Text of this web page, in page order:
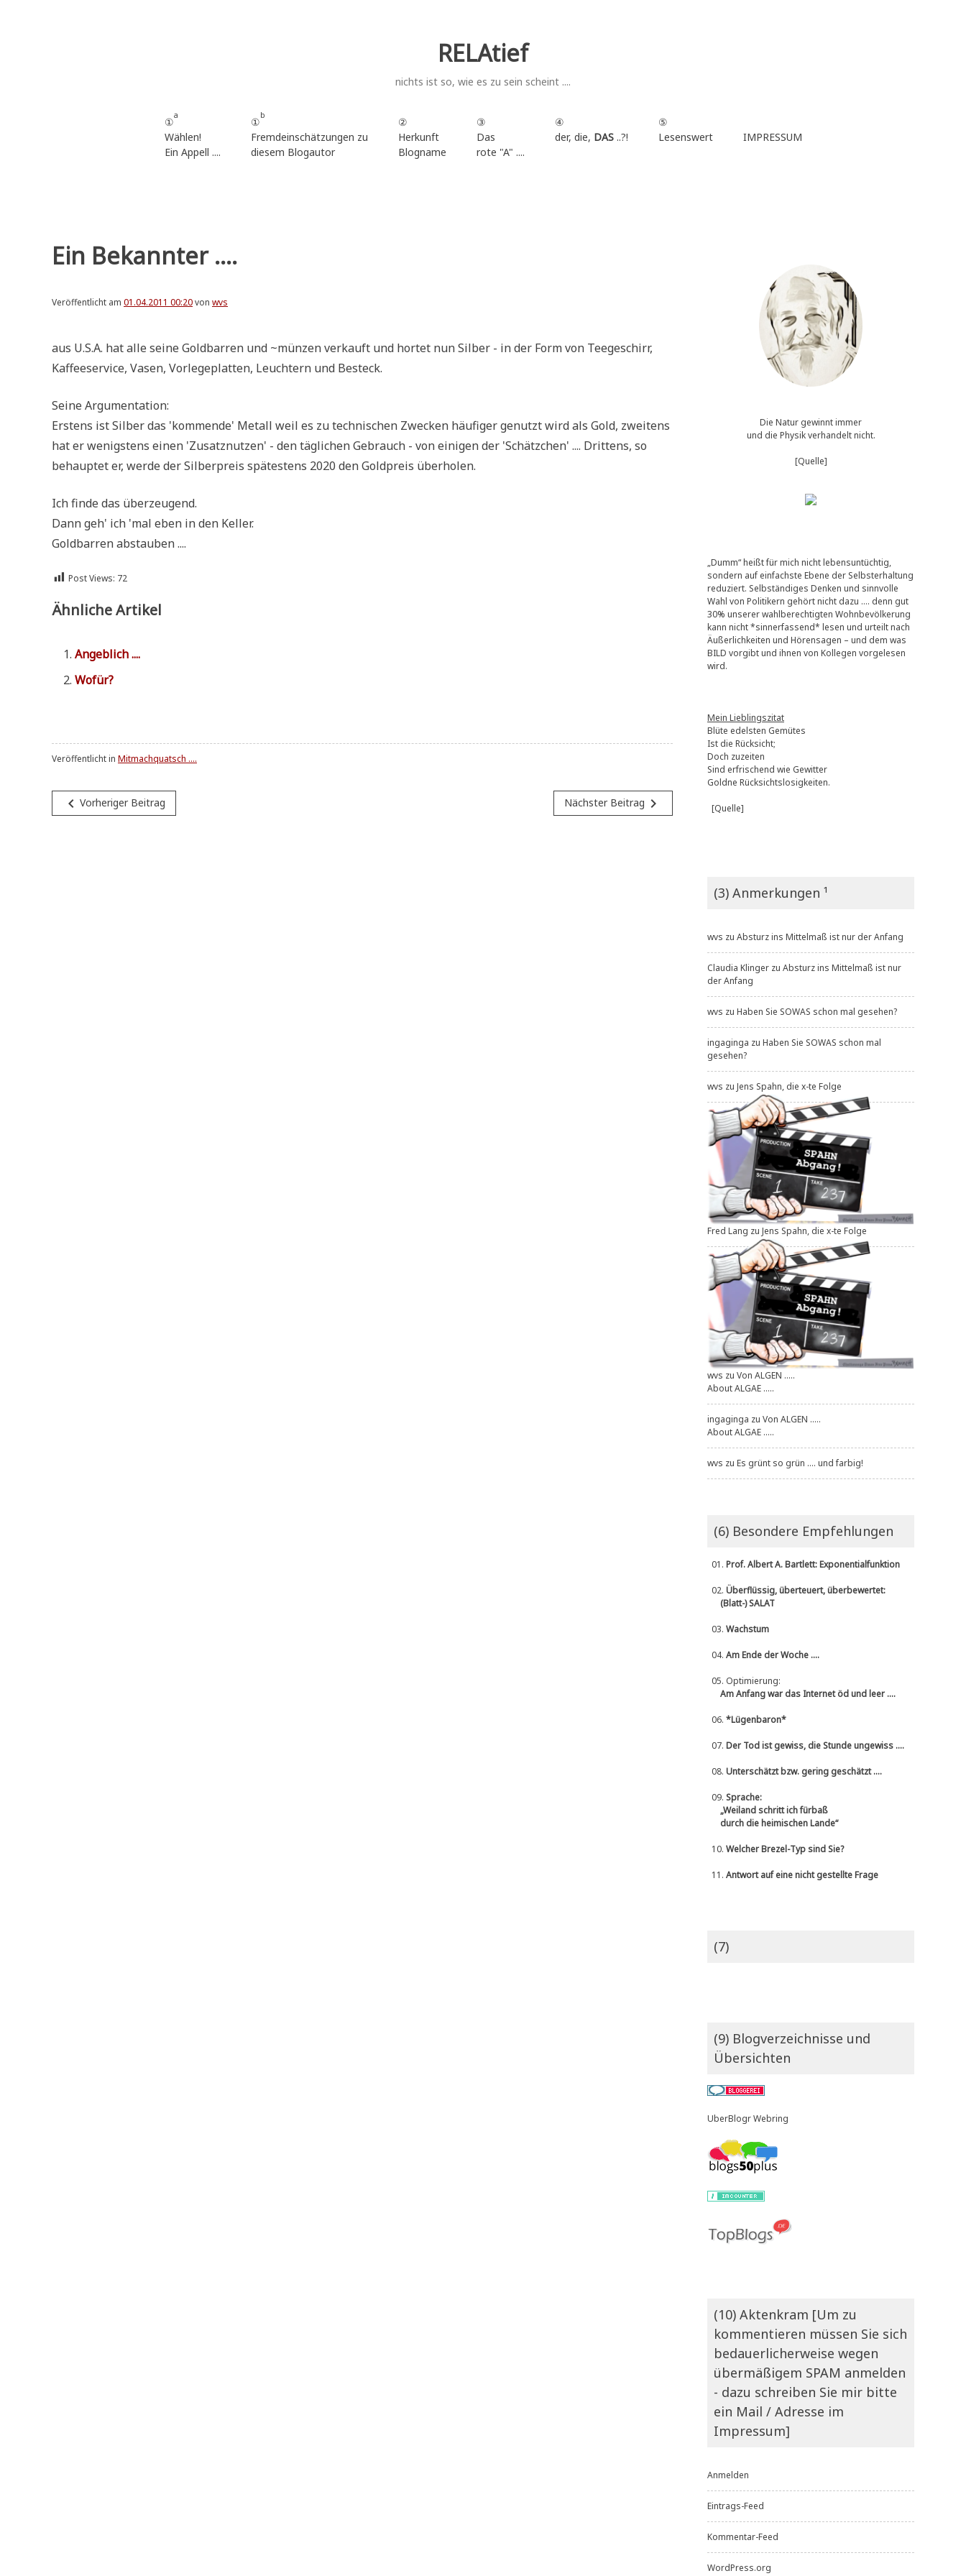
RELAtief
nichts ist so, wie es zu sein scheint ....
①
a
Wählen!
Ein Appell ....
①
b
Fremdeinschätzungen zu
diesem Blogautor
②
Herkunft
Blogname
③
Das
rote "A" ....
④
der, die, DAS..?!
⑤
Lesenswert
IMPRESSUM
Ein Bekannter ....
Veröffentlicht am 01.04.2011 00:20von wvs
aus U.S.A. hat alle sei­ne Gold­bar­ren und ~mün­zen ver­kauft und hor­tet nun Sil­ber - in der Form von Tee­ge­schirr,
Kaf­fee­ser­vice, Vasen, Vor­le­ge­plat­ten, Leuch­tern und Besteck.
Sei­ne Argumentation:
Erstens ist Sil­ber das 'kom­men­de' Metall weil es zu tech­ni­schen Zwecken häu­fi­ger genutzt wird als Gold, zwei­tens
hat er wenig­stens einen 'Zusatz­nut­zen' - den täg­li­chen Gebrauch - von eini­gen der 'Schätz­chen' .... Drit­tens, so
behaup­tet er, wer­de der Sil­ber­preis spä­te­stens 2020 den Gold­preis überholen.
Ich fin­de das überzeugend.
Dann geh' ich 'mal eben in den Keller.
Gold­bar­ren abstauben ....
Post Views: 72
Ähnliche Artikel
Angeb­lich ....
Wofür?
Veröffentlicht in Mitmachquatsch ....
Beitragsnavigation
navigate_before Vorheriger Beitrag Nächster Beitrag navigate_next
Die Natur gewinnt immer
und die Physik verhandelt nicht.
[Quelle]
„Dumm“ heißt für mich nicht lebensuntüchtig,
sondern auf einfachste Ebene der Selbsterhaltung
reduziert. Selbständiges Denken und sinnvolle
Wahl von Politikern gehört nicht dazu …. denn gut
30% unserer wahlberechtigten Wohnbevölkerung
kann nicht *sinnerfassend* lesen und urteilt nach
Äußerlichkeiten und Hörensagen – und dem was
BILD vorgibt und ihnen von Kollegen vorgelesen
wird.
Mein Lieblingszitat
Blüte edelsten Gemütes
Ist die Rücksicht;
Doch zuzeiten
Sind erfrischend wie Gewitter
Goldne Rücksichtslosigkeiten.
[Quelle]
(3) Anmerkungen ¹
wvs zu Absturz ins Mittelmaß ist nur der Anfang
Claudia Klinger zu Absturz ins Mittelmaß ist nur
der Anfang
wvs zu Haben Sie SOWAS schon mal gesehen?
ingaginga zu Haben Sie SOWAS schon mal
gesehen?
wvs zu Jens Spahn, die x-te Folge
Fred Lang zu Jens Spahn, die x-te Folge
wvs zu Von ALGEN .....
About ALGAE .....
ingaginga zu Von ALGEN .....
About ALGAE .....
wvs zu Es grünt so grün .... und farbig!
(6) Besondere Empfehlungen
01. Prof. Albert A. Bartlett: Exponentialfunktion
02. Überflüssig, überteuert, überbewertet:
(Blatt-) SALAT
03. Wachstum
04. Am Ende der Woche ....
05. Optimierung:
Am Anfang war das Internet öd und leer ....
06. *Lügenbaron*
07. Der Tod ist gewiss, die Stunde ungewiss ....
08. Unterschätzt bzw. gering geschätzt ....
09. Sprache:
„Weiland schritt ich fürbaß
durch die heimischen Lande“
10. Welcher Brezel-Typ sind Sie?
11. Antwort auf eine nicht gestellte Frage
(7)
(9) Blogverzeichnisse und
Übersichten
UberBlogr Webring
(10) Aktenkram [Um zu
kommentieren müssen Sie sich
bedauerlicherweise wegen
übermäßigem SPAM anmelden
- dazu schreiben Sie mir bitte
ein Mail / Adresse im
Impressum]
Anmelden
Eintrags-Feed
Kommentar-Feed
WordPress.org